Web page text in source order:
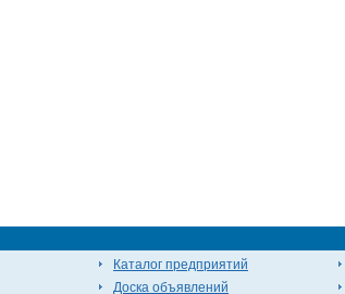
Каталог предприятий
Доска объявлений